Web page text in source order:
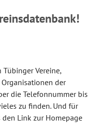
Vereine,
der
die Telefonnummer bis
zu finden. Und für
Link zur Homepage